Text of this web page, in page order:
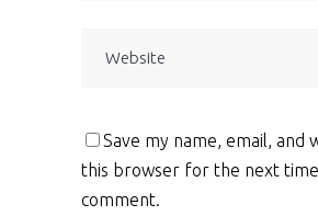
Save my name, email, and
this browser for the next
comment.